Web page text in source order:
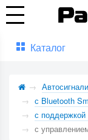
Каталог
с Bluetooth
с поддержкой
с